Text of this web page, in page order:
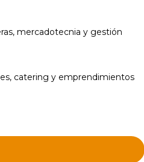
mercadotecnia y gestión
catering y emprendimientos